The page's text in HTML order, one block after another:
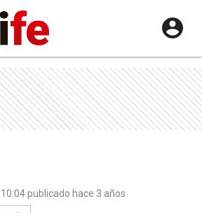
publicado hace 3 años